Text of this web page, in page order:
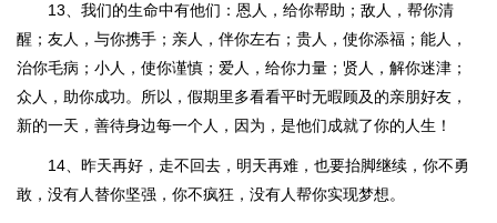
13、我们的生命中有他们：恩人，给你帮助；敌人，帮你清
醒；友人，与你携手；亲人，伴你左右；贵人，使你添福；能人，
治你毛病；小人，使你谨慎；爱人，给你力量；贤人，解你迷津；
众人，助你成功。所以，假期里多看看平时无暇顾及的亲朋好友，
新的一天，善待身边每一个人，因为，是他们成就了你的人生！
14、昨天再好，走不回去，明天再难，也要抬脚继续，你不勇
敢，没有人替你坚强，你不疯狂，没有人帮你实现梦想。